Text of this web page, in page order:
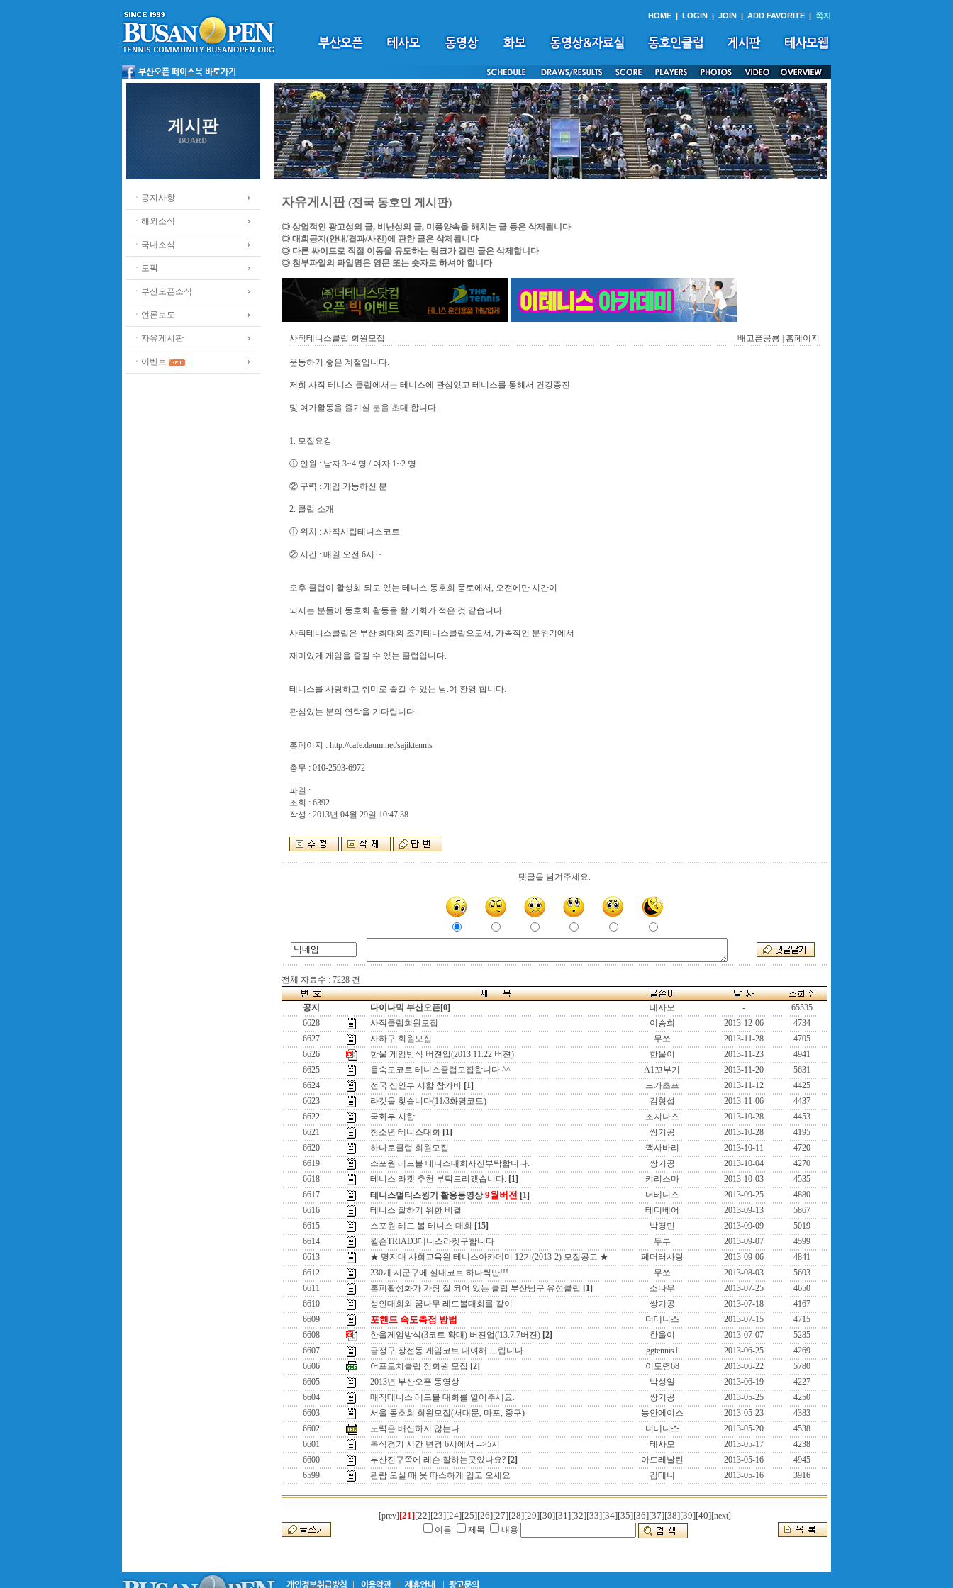
HOME | LOGIN | JOIN | ADD FAVORITE | 쪽지
게시판
BOARD
ㆍ공지사항
ㆍ해외소식
ㆍ국내소식
ㆍ토픽
ㆍ부산오픈소식
ㆍ언론보도
ㆍ자유게시판
ㆍ이벤트
자유게시판(전국 동호인 게시판)
◎ 상업적인 광고성의 글, 비난성의 글, 미풍양속을 해치는 글 등은 삭제됩니다
◎ 대회공지(안내/결과/사진)에 관한 글은 삭제됩니다
◎ 다른 싸이트로 직접 이동을 유도하는 링크가 걸린 글은 삭제합니다
◎ 첨부파일의 파일명은 영문 또는 숫자로 하셔야 합니다
사직테니스클럽 회원모집 배고픈공룡 | 홈페이지
운동하기 좋은 계절입니다.
저희 사직 테니스 클럽에서는 테니스에 관심있고 테니스를 통해서 건강증진
및 여가활동을 즐기실 분을 초대 합니다.
1. 모집요강
① 인원 : 남자 3~4 명 / 여자 1~2 명
② 구력 : 게임 가능하신 분
2. 클럽 소개
① 위치 : 사직시립테니스코트
② 시간 : 매일 오전 6시 ~
오후 클럽이 활성화 되고 있는 테니스 동호회 풍토에서, 오전에만 시간이
되시는 분들이 동호회 활동을 할 기회가 적은 것 같습니다.
사직테니스클럽은 부산 최대의 조기테니스클럽으로서, 가족적인 분위기에서
재미있게 게임을 즐길 수 있는 클럽입니다.
테니스를 사랑하고 취미로 즐길 수 있는 남.여 환영 합니다.
관심있는 분의 연락을 기다립니다.
홈페이지 : http://cafe.daum.net/sajiktennis
총무 : 010-2593-6972
파일 :
조회 : 6392
작성 : 2013년 04월 29일 10:47:38
댓글을 남겨주세요.
전체 자료수 : 7228 건
공지 다이나믹 부산오픈[0] 테사모 -
65535
6628
사직클럽회원모집 이승희 2013-12-06
4734
6627
사하구 회원모집 무쏘 2013-11-28
4705
6626
한울 게임방식 버젼업(2013.11.22 버젼) 한울이 2013-11-23
4941
6625
을숙도코트 테니스클럽모집합니다 ^^ A1꼬부기 2013-11-20
5631
6624
전국 신인부 시합 참가비 [1] 드카초프 2013-11-12
4425
6623
라켓을 찾습니다(11/3화명코트) 김형섭 2013-11-06
4437
6622
국화부 시합 조지나스 2013-10-28
4453
6621
청소년 테니스대회 [1] 쌍기공 2013-10-28
4195
6620
하나로클럽 회원모집 깩사바리 2013-10-11
4720
6619
스포원 레드볼 테니스대회사진부탁합니다. 쌍기공 2013-10-04
4270
6618
테니스 라켓 추천 부탁드리겠습니다. [1] 캬리스마 2013-10-03
4535
6617
테니스멀티스윙기 활용동영상9월버전 [1] 더테니스 2013-09-25
4880
6616
테니스 잘하기 위한 비결 테디베어 2013-09-13
5867
6615
스포원 레드 볼 테니스 대회 [15] 박경민 2013-09-09
5019
6614
윌슨TRIAD3테니스라켓구합니다 두부 2013-09-07
4599
6613
★ 명지대 사회교육원 테니스아카데미 12기(2013-2) 모집공고 ★ 페더러사랑 2013-09-06
4841
6612
230개 시군구에 실내코트 하나씩만!!! 무쏘 2013-08-03
5603
6611
홈피활성화가 가장 잘 되어 있는 클럽 부산남구 유성클럽 [1] 소나무 2013-07-25
4650
6610
성인대회와 꿈나무 레드볼대회를 같이 쌍기공 2013-07-18
4167
6609
포핸드 속도측정 방법 더테니스 2013-07-15
4715
6608
한울게임방식(3코트 확대) 버젼업('13.7.7버젼) [2] 한울이 2013-07-07
5285
6607
금정구 장전동 게임코트 대여해 드립니다. ggtennis1 2013-06-25
4269
6606
어프로치클럽 정회원 모집 [2] 이도령68 2013-06-22
5780
6605
2013년 부산오픈 동영상 박성일 2013-06-19
4227
6604
매직테니스 레드볼 대회를 열어주세요. 쌍기공 2013-05-25
4250
6603
서울 동호회 회원모집(서대문, 마포, 중구) 능안에이스 2013-05-23
4383
6602
노력은 배신하지 않는다. 더테니스 2013-05-20
4538
6601
복식경기 시간 변경 6시에서 -->5시 테사모 2013-05-17
4238
6600
부산진구쪽에 레슨 잘하는곳있나요? [2] 아드레날린 2013-05-16
4945
6599
관람 오실 때 옷 따스하게 입고 오세요 김테니 2013-05-16 3916
[prev] [21][22][23][24][25][26][27][28][29][30][31][32][33][34][35][36][37][38][39][40][next]
이름
제목 내용